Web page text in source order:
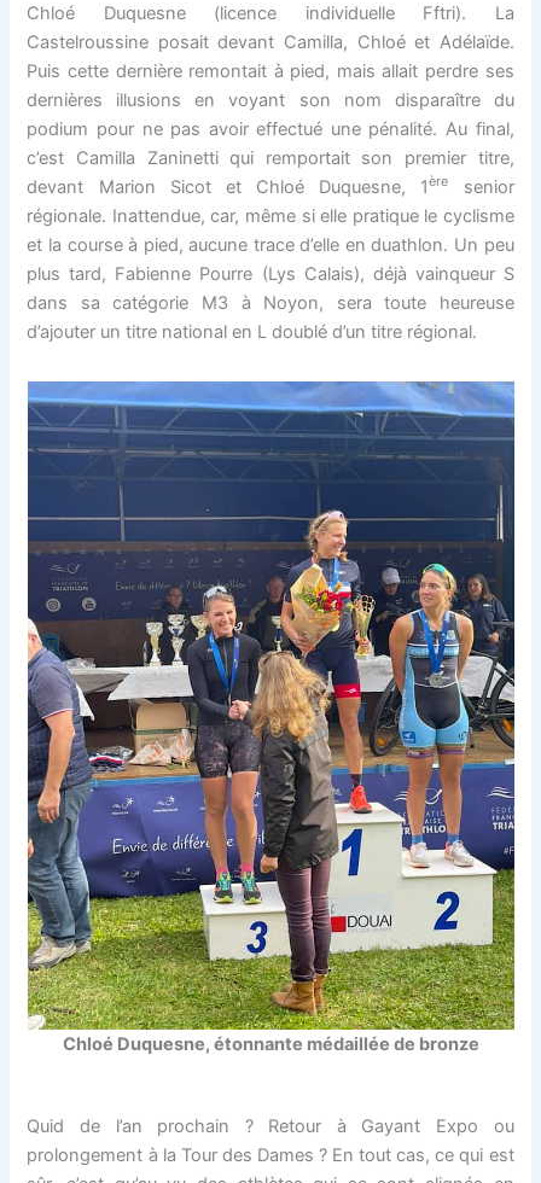
Chloé Duquesne (licence individuelle Fftri). La
Castelroussine posait devant Camilla, Chloé et Adélaïde.
Puis cette dernière remontait à pied, mais allait perdre ses
dernières illusions en voyant son nom disparaître du
podium pour ne pas avoir effectué une pénalité. Au final,
c’est Camilla Zaninetti qui remportait son premier titre,
devant Marion Sicot et Chloé Duquesne, 1ère
senior
régionale. Inattendue, car, même si elle pratique le cyclisme
et la course à pied, aucune trace d’elle en duathlon. Un peu
plus tard, Fabienne Pourre (Lys Calais), déjà vainqueur S
dans sa catégorie M3 à Noyon, sera toute heureuse
d’ajouter un titre national en L doublé d’un titre régional.
Chloé Duquesne, étonnante médaillée de bronze
Quid de l’an prochain ? Retour à Gayant Expo ou
prolongement à la Tour des Dames ? En tout cas, ce qui est